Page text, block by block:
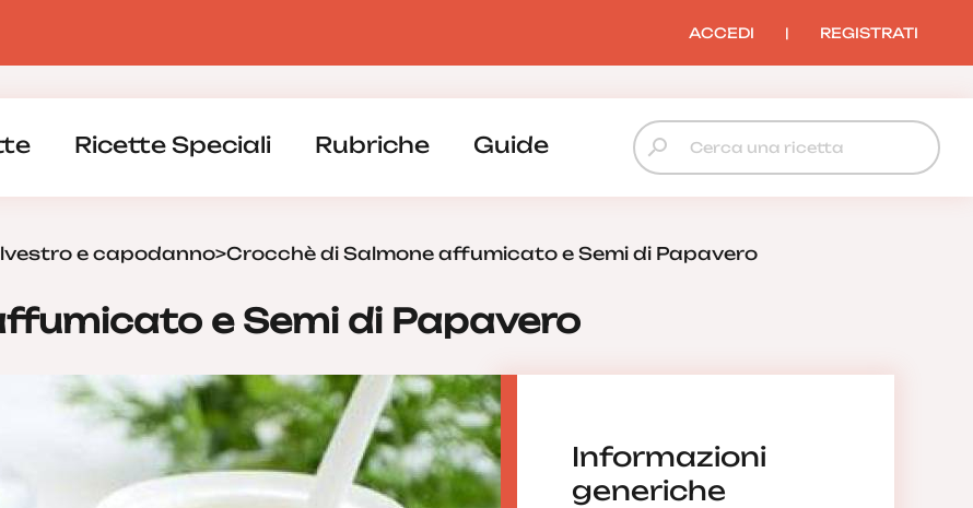
ACCEDI | REGISTRATI
Ricette Speciali Rubriche Guide
e capodanno>Crocchè di Salmone affumicato e Semi di Papavero
e Semi di Papavero
Informazioni
generiche